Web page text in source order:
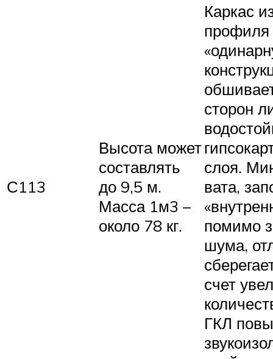
С113
Высота может
составлять
до 9,5 м.
Масса 1м3 –
около 78 кг.
Каркас
профиля
сторон
слоя.
вата,
помимо
шума,
счет
ГКЛ